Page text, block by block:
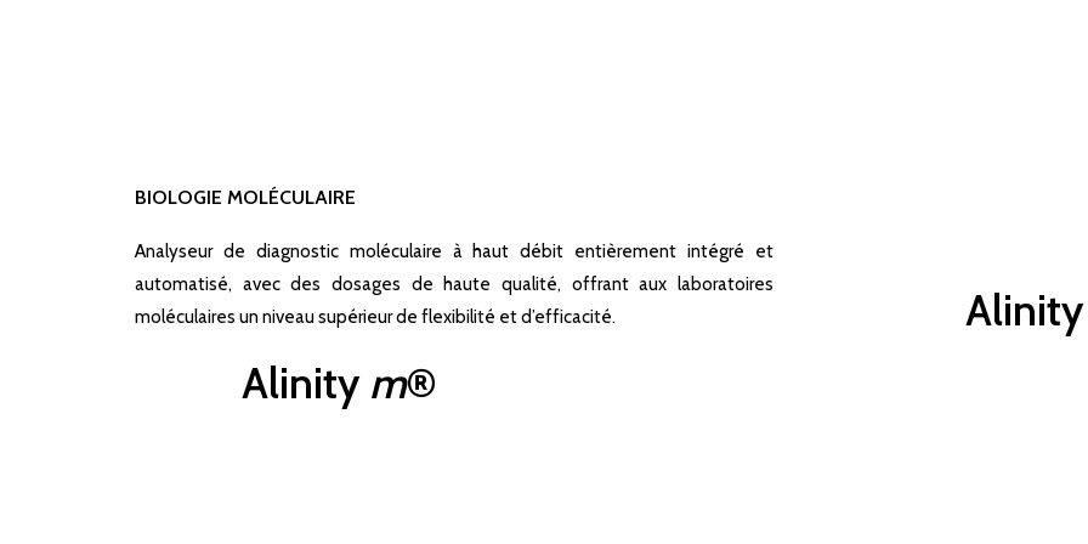
BIOLOGIE MOLÉCULAIRE
Analyseur de diagnostic moléculaire à haut débit entièrement intégré et
automatisé, avec des dosages de haute qualité, offrant aux laboratoires
moléculaires un niveau supérieur de flexibilité et d’efficacité.
Alinity m®
Alinity